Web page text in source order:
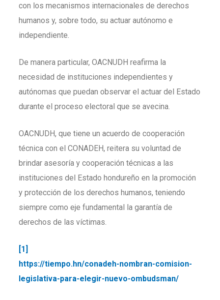
con los mecanismos internacionales de derechos
humanos y, sobre todo, su actuar autónomo e
independiente.
De manera particular, OACNUDH reafirma la
necesidad de instituciones independientes y
autónomas que puedan observar el actuar del Estado
durante el proceso electoral que se avecina.
OACNUDH, que tiene un acuerdo de cooperación
técnica con el CONADEH, reitera su voluntad de
brindar asesoría y cooperación técnicas a las
instituciones del Estado hondureño en la promoción
y protección de los derechos humanos, teniendo
siempre como eje fundamental la garantía de
derechos de las víctimas.
[1]
https://tiempo.hn/conadeh-nombran-comision-
legislativa-para-elegir-nuevo-ombudsman/